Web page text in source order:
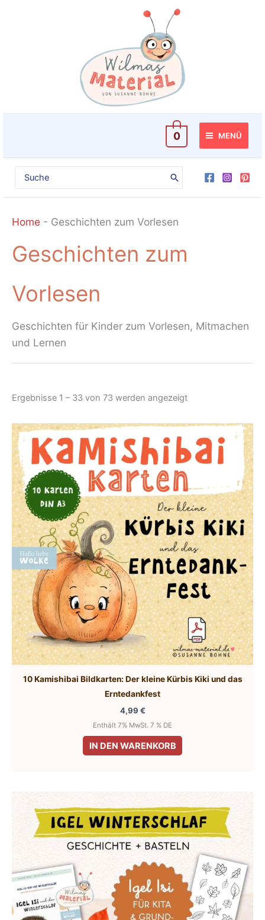
0 MENÜ
Search
for:
Home - Geschichten zum Vorlesen
Geschichten zum
Vorlesen
Geschichten für Kinder zum Vorlesen, Mitmachen
und Lernen
Ergebnisse 1 – 33 von 73 werden angezeigtNach
10 Kamishibai Bildkarten: Der kleine Kürbis Kiki und das
Erntedankfest
4,99 €
Enthält 7% MwSt. 7 % DE
IN DEN WARENKORB